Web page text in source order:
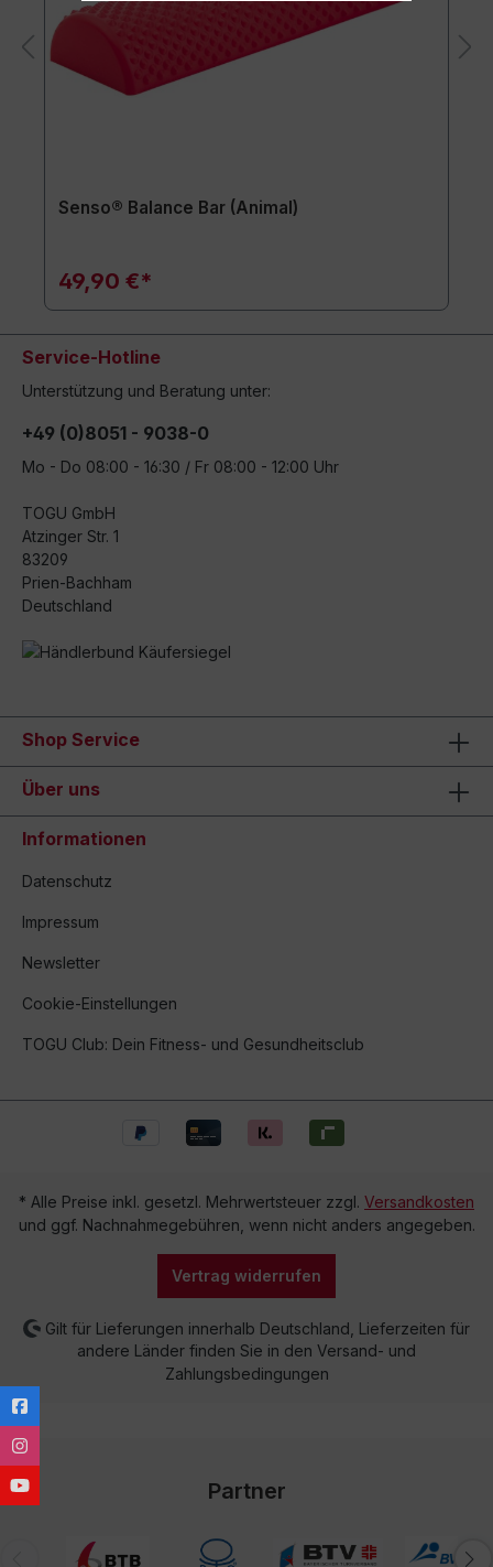
Senso® Balance Bar (Animal)
49,90 €*
Service-Hotline
Unterstützung und Beratung unter:
+49 (0)8051 - 9038-0
Mo - Do 08:00 - 16:30 / Fr 08:00 - 12:00 Uhr
TOGU GmbH
Atzinger Str. 1
83209
Prien-Bachham
Deutschland
Shop Service
Über uns
Informationen
Datenschutz
Impressum
Newsletter
Cookie-Einstellungen
TOGU Club: Dein Fitness- und Gesundheitsclub
* Alle Preise inkl. gesetzl. Mehrwertsteuer zzgl. Versandkosten
und ggf. Nachnahmegebühren, wenn nicht anders angegeben.
Vertrag widerrufen
Gilt für Lieferungen innerhalb Deutschland, Lieferzeiten für
andere Länder finden Sie in den Versand- und
Zahlungsbedingungen
Partner